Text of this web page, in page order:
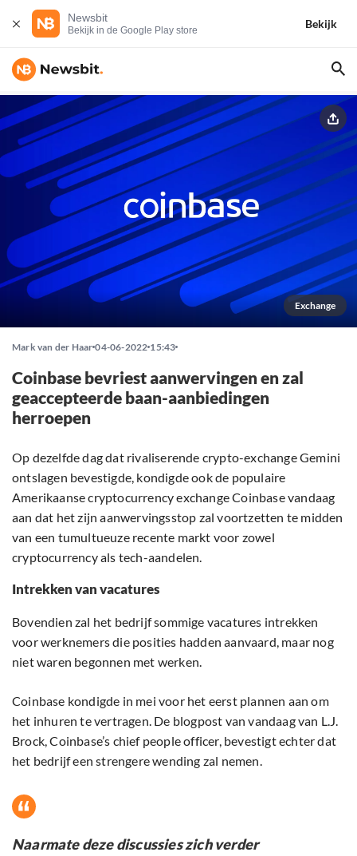
Newsbit
Bekijk in de Google Play store
Bekijk
Exchange
Mark van der Haar 04-06-2022 15:43
Coinbase bevriest aanwervingen en zal
geaccepteerde baan-aanbiedingen
herroepen
Op dezelfde dag dat rivaliserende crypto-exchange Gemini
ontslagen bevestigde, kondigde ook de populaire
Amerikaanse cryptocurrency exchange Coinbase vandaag
aan dat het zijn aanwervingsstop zal voortzetten te midden
van een tumultueuze recente markt voor zowel
cryptocurrency als tech-aandelen.
Intrekken van vacatures
Bovendien zal het bedrijf sommige vacatures intrekken
voor werknemers die posities hadden aanvaard, maar nog
niet waren begonnen met werken.
Coinbase kondigde in mei voor het eerst plannen aan om
het inhuren te vertragen. De blogpost van vandaag van L.J.
Brock, Coinbase’s chief people officer, bevestigt echter dat
het bedrijf een strengere wending zal nemen.
Naarmate deze discussies zich verder